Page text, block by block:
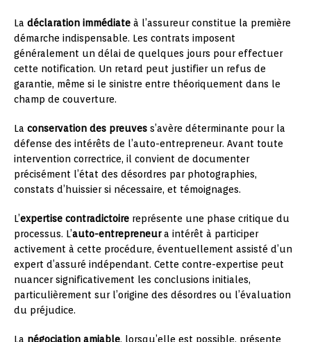
La déclaration immédiate à l’assureur constitue la première
démarche indispensable. Les contrats imposent
généralement un délai de quelques jours pour effectuer
cette notification. Un retard peut justifier un refus de
garantie, même si le sinistre entre théoriquement dans le
champ de couverture.
La conservation des preuves s’avère déterminante pour la
défense des intérêts de l’auto-entrepreneur. Avant toute
intervention correctrice, il convient de documenter
précisément l’état des désordres par photographies,
constats d’huissier si nécessaire, et témoignages.
L’expertise contradictoire représente une phase critique du
processus. L’auto-entrepreneura intérêt à participer
activement à cette procédure, éventuellement assisté d’un
expert d’assuré indépendant. Cette contre-expertise peut
nuancer significativement les conclusions initiales,
particulièrement sur l’origine des désordres ou l’évaluation
du préjudice.
La négociation amiable, lorsqu’elle est possible, présente